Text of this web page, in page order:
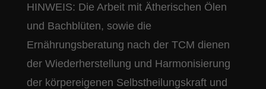
HINWEIS: Die Arbeit mit Ätherischen Ölen
und Bachblüten, sowie die
Ernährungsberatung nach der TCM dienen
der Wiederherstellung und Harmonisierung
der körpereigenen Selbstheilungskraft und